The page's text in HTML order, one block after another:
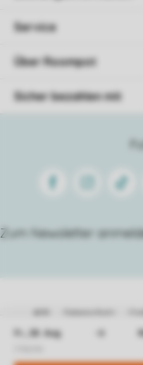
FacebookInstagram
Tiktok
Zum Newsletter
Service
Über Roompot
Sicher bezahlen mit
©